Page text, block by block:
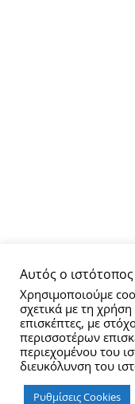
Αυτός ο
Χρησιμοποιούμε
σχετικά με τη
επισκέπτες, με
περισσοτέρων
περιεχομένου του
διευκόλυνση του
Ρυθμίσεις Cookies